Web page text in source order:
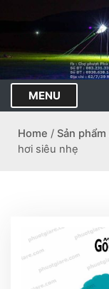
p
t
c
MENU
Home / Sản phẩm
hơi siêu nhẹ